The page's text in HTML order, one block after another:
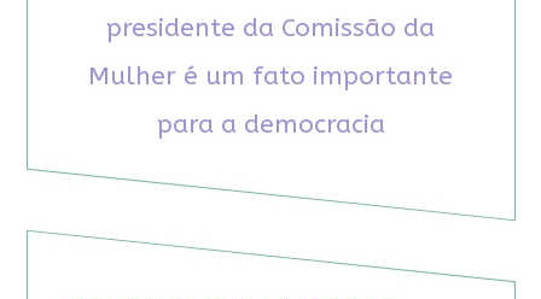
presidente da Comissão da
Mulher é um fato importante
para a democracia